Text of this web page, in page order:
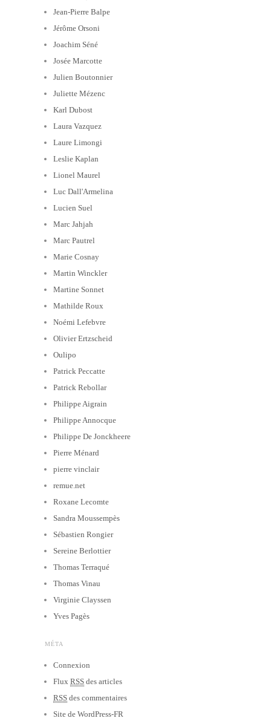
Jean-Pierre Balpe
Jérôme Orsoni
Joachim Séné
Josée Marcotte
Julien Boutonnier
Juliette Mézenc
Karl Dubost
Laura Vazquez
Laure Limongi
Leslie Kaplan
Lionel Maurel
Luc Dall'Armelina
Lucien Suel
Marc Jahjah
Marc Pautrel
Marie Cosnay
Martin Winckler
Martine Sonnet
Mathilde Roux
Noémi Lefebvre
Olivier Ertzscheid
Oulipo
Patrick Peccatte
Patrick Rebollar
Philippe Aigrain
Philippe Annocque
Philippe De Jonckheere
Pierre Ménard
pierre vinclair
remue.net
Roxane Lecomte
Sandra Moussempès
Sébastien Rongier
Sereine Berlottier
Thomas Terraqué
Thomas Vinau
Virginie Clayssen
Yves Pagès
MÉTA
Connexion
Flux RSS des articles
RSS des commentaires
Site de WordPress-FR